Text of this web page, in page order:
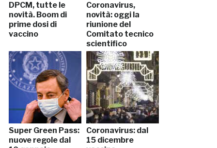
DPCM, tutte le
novità. Boom di
prime dosi di
vaccino
Coronavirus,
novità: oggi la
riunione del
Comitato tecnico
scientifico
Super Green Pass:
nuove regole dal
Coronavirus: dal
15 dicembre